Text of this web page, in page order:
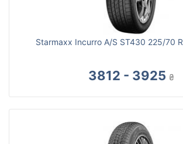
Starmaxx Incurro A/S ST430 225/70
3812 - 3925 ₴